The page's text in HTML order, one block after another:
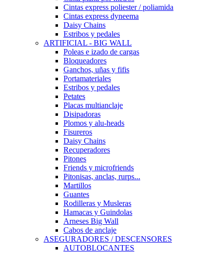
Cintas express poliester / poliamida
Cintas express dyneema
Daisy Chains
Estribos y pedales
ARTIFICIAL - BIG WALL
Poleas e izado de cargas
Bloqueadores
Ganchos, uñas y fifis
Portamateriales
Estribos y pedales
Petates
Placas multianclaje
Disipadoras
Plomos y alu-heads
Fisureros
Daisy Chains
Recuperadores
Pitones
Friends y microfriends
Pitonisas, anclas, rurps...
Martillos
Guantes
Rodilleras y Musleras
Hamacas y Guindolas
Arneses Big Wall
Cabos de anclaje
ASEGURADORES / DESCENSORES
AUTOBLOCANTES